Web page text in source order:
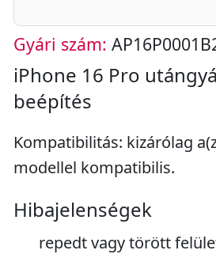
Gyári szám:
iPhone 16 Pro
beépítés
Kompatibilitás: kizárólag
modellel kompatibilis.
Hibajelenségek
repedt vagy törött